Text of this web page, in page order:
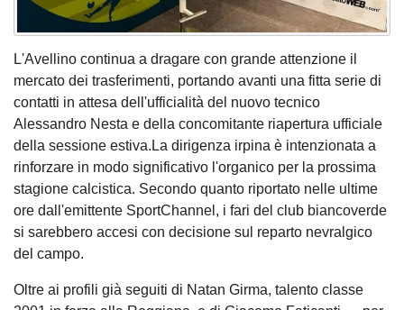
L'Avellino continua a dragare con grande attenzione il
mercato dei trasferimenti, portando avanti una fitta serie di
contatti in attesa dell'ufficialità del nuovo tecnico
Alessandro Nesta e della concomitante riapertura ufficiale
della sessione estiva.La dirigenza irpina è intenzionata a
rinforzare in modo significativo l'organico per la prossima
stagione calcistica. Secondo quanto riportato nelle ultime
ore dall'emittente SportChannel, i fari del club biancoverde
si sarebbero accesi con decisione sul reparto nevralgico
del campo.
Oltre ai profili già seguiti di Natan Girma, talento classe